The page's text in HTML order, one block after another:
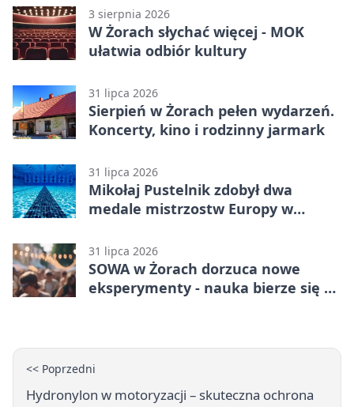
3 sierpnia 2026
W Żorach słychać więcej - MOK
ułatwia odbiór kultury
31 lipca 2026
Sierpień w Żorach pełen wydarzeń.
Koncerty, kino i rodzinny jarmark
31 lipca 2026
Mikołaj Pustelnik zdobył dwa
medale mistrzostw Europy w
31 lipca 2026
SOWA w Żorach dorzuca nowe
eksperymenty - nauka bierze się tu
<< Poprzedni
Hydronylon w motoryzacji – skuteczna ochrona